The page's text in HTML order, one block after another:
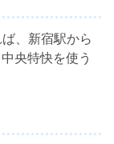
、新宿駅から
央特快を使う